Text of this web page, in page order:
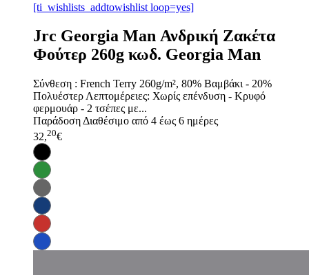
[ti_wishlists_addtowishlist loop=yes]
Jrc Georgia Man Ανδρική Ζακέτα
Φούτερ 260g κωδ. Georgia Man
Σύνθεση : French Terry 260g/m², 80% Βαμβάκι - 20%
Πολυέστερ Λεπτομέρειες: Χωρίς επένδυση - Κρυφό
φερμουάρ - 2 τσέπες με...
Παράδοση Διαθέσιμο από 4 έως 6 ημέρες
32,20€